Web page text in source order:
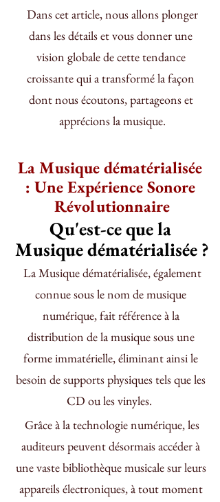
dans les détails et vous donner une
vision globale de cette tendance
croissante qui a transformé la façon
dont nous écoutons, partageons et
apprécions la musique.
La Musique dématérialisée
: Une Expérience Sonore
Révolutionnaire
Qu'est-ce que la
Musique dématérialisée ?
connue sous le nom de musique
numérique, fait référence à la
distribution de la musique sous une
forme immatérielle, éliminant ainsi le
besoin de supports physiques tels que les
CD ou les vinyles.
auditeurs peuvent désormais accéder à
une vaste bibliothèque musicale sur leurs
appareils électroniques, à tout moment